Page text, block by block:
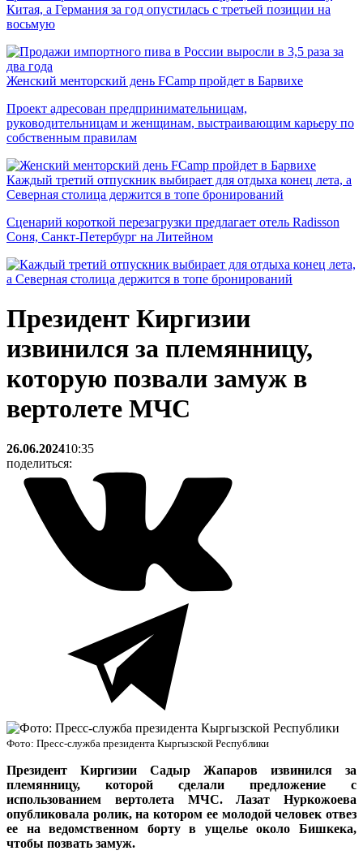
Китая, а Германия за год опустилась с третьей позиции на
восьмую
Женский менторский день FCamp пройдет в Барвихе
Проект адресован предпринимательницам,
руководительницам и женщинам, выстраивающим карьеру по
собственным правилам
Каждый третий отпускник выбирает для отдыха конец лета, а
Северная столица держится в топе бронирований
Сценарий короткой перезагрузки предлагает отель Radisson
Соня, Санкт-Петербург на Литейном
Президент Киргизии
извинился за племянницу,
которую позвали замуж в
вертолете МЧС
26.06.202410:35
поделиться:
Фото: Пресс-служба президента Кыргызской Республики
Президент Киргизии Садыр Жапаров извинился за
племянницу, которой сделали предложение с
использованием вертолета МЧС. Лазат Нуркожоева
опубликовала ролик, на котором ее молодой человек отвез
ее на ведомственном борту в ущелье около Бишкека,
чтобы позвать замуж.